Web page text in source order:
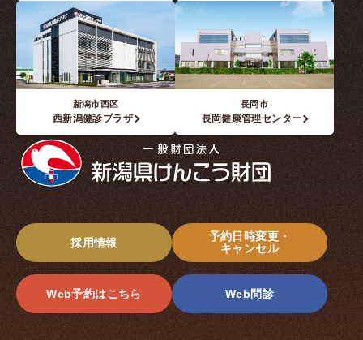
新潟市西区
西新潟健診プラザ
長岡市
長岡健康管理センター
採用情報
Web予約はこちら
予約日時変更・
キャンセル
Web問診